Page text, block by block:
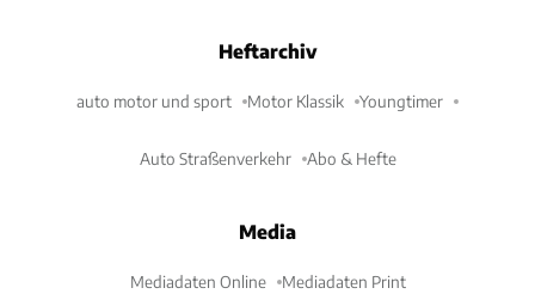
Heftarchiv
auto motor und sport Motor Klassik Youngtimer
Auto Straßenverkehr Abo & Hefte
Media
Mediadaten Online Mediadaten Print